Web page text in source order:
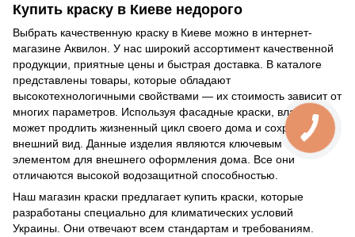
Купить краску в Киеве недорого
Выбрать качественную краску в Киеве можно в интернет-
магазине Аквилон. У нас широкий ассортимент качественной
продукции, приятные цены и быстрая доставка. В каталоге
представлены товары, которые обладают
высокотехнологичными свойствами — их стоимость зависит от
многих параметров. Используя фасадные краски, владелец
может продлить жизненный цикл своего дома и сохранить
внешний вид. Данные изделия являются ключевым
элементом для внешнего оформления дома. Все они
отличаются высокой водозащитной способностью.
Наш магазин краски предлагает купить краски, которые
разработаны специально для климатических условий
Украины. Они отвечают всем стандартам и требованиям.